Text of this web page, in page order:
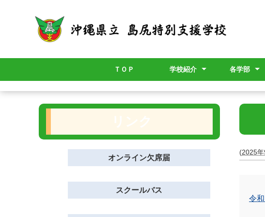
ＴＯＰ 学校紹介
学校長より
校章
校歌
スクールポリシー
グランドデザイン
学校要覧
職員必携
アクセスマップ
年間計画
学校評価・学校評議員
施設・設備
各学部
幼稚部
小学部
中学部
高等部
(2025
令
オンライン欠席届
スクールバス